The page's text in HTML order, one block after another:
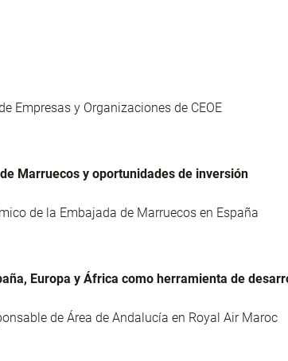
Empresas y Organizaciones de CEOE
Marruecos y oportunidades de inversión
de la Embajada de Marruecos en España
Europa y África como herramienta de
de Área de Andalucía en Royal Air Maroc